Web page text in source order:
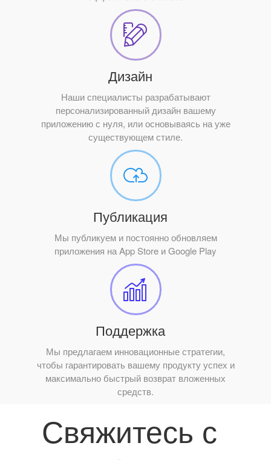
Дизайн
Наши специалисты разрабатывают
персонализированный дизайн вашему
приложению с нуля, или основываясь на уже
существующем стиле.
Публикация
Мы публикуем и постоянно обновляем
приложения на App Store и Google Play
Поддержка
Мы предлагаем инновационные стратегии,
чтобы гарантировать вашему продукту успех и
максимально быстрый возврат вложенных
средств.
Свяжитесь с